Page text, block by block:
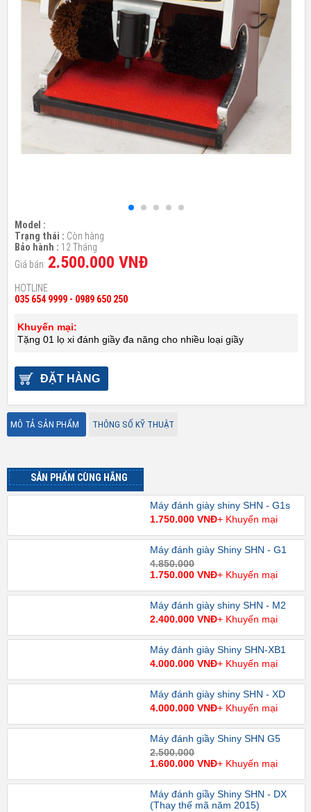
Model :
Trạng thái : Còn hàng
Bảo hành : 12 Tháng
Giá bán: 2.500.000 VNĐ
HOTLINE
035 654 9999 - 0989 650 250
Khuyến mại:
Tặng 01 lọ xi đánh giầy đa năng cho nhiều loại giầy
ĐẶT HÀNG
MÔ TẢ SẢN PHẨM THÔNG SỐ KỸ THUẬT
SẢN PHẨM CÙNG HÃNG
Máy đánh giày shiny SHN - G1s
1.750.000 VNĐ+ Khuyến mại
Máy đánh giày Shiny SHN - G1
4.850.000
1.750.000 VNĐ+ Khuyến mại
Máy đánh giày shiny SHN - M2
2.400.000 VNĐ+ Khuyến mại
Máy đánh giày Shiny SHN-XB1
4.000.000 VNĐ+ Khuyến mại
Máy đánh giày shiny SHN - XD
4.000.000 VNĐ+ Khuyến mại
Máy đánh giầy Shiny SHN G5
2.500.000
1.600.000 VNĐ+ Khuyến mại
Máy đánh giầy Shiny SHN - DX
(Thay thế mã năm 2015)